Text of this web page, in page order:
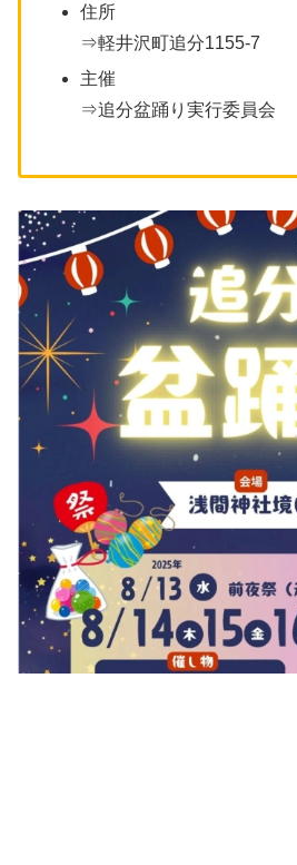
住所
⇒軽井沢町追分1155-7
主催
⇒追分盆踊り実行委員会